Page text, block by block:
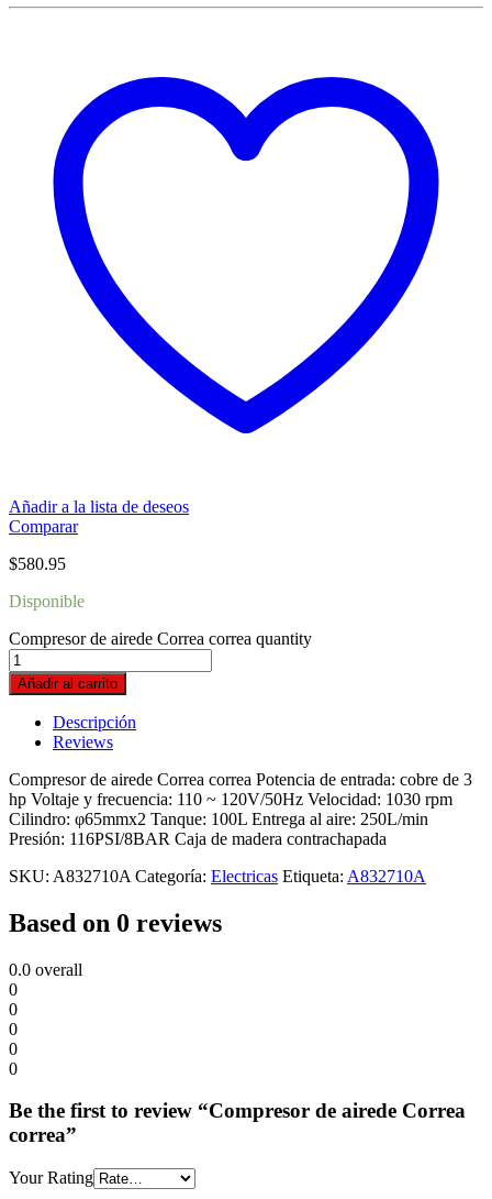
Añadir a la lista de deseos
Comparar
$580.95
Disponible
Compresor de airede Correa correa quantity
Añadir al carrito
Descripción
Reviews
Compresor de airede Correa correa Potencia de entrada: cobre de 3
hp Voltaje y frecuencia: 110 ~ 120V/50Hz Velocidad: 1030 rpm
Cilindro: φ65mmx2 Tanque: 100L Entrega al aire: 250L/min
Presión: 116PSI/8BAR Caja de madera contrachapada
SKU: A832710A Categoría: Electricas Etiqueta: A832710A
Based on 0 reviews
0.0 overall
0
0
0
0
0
Be the first to review “Compresor de airede Correa
correa”
Your Rating